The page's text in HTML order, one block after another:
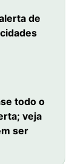
de
todo o
veja
ser